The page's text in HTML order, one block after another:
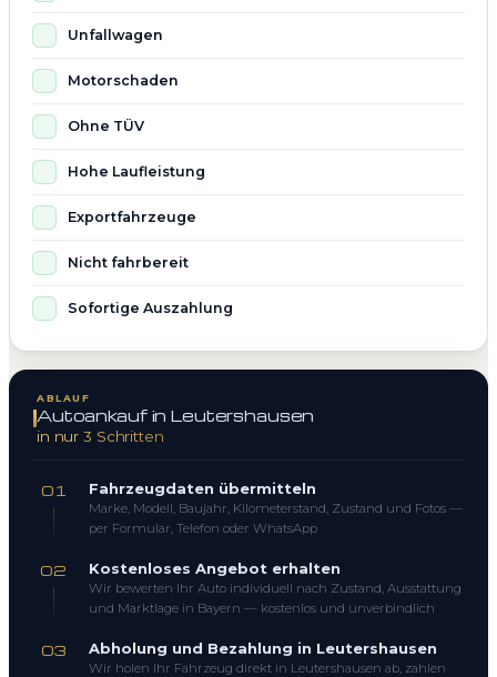
Unfallwagen
Motorschaden
Ohne TÜV
Hohe Laufleistung
Exportfahrzeuge
Nicht fahrbereit
Sofortige Auszahlung
ABLAUF
Autoankauf in Leutershausen
in nur 3 Schritten
01 Fahrzeugdaten übermitteln
Marke, Modell, Baujahr, Kilometerstand, Zustand und Fotos —
per Formular, Telefon oder WhatsApp
02 Kostenloses Angebot erhalten
Wir bewerten Ihr Auto individuell nach Zustand, Ausstattung
und Marktlage in Bayern — kostenlos und unverbindlich
03 Abholung und Bezahlung in Leutershausen
Wir holen Ihr Fahrzeug direkt in Leutershausen ab, zahlen